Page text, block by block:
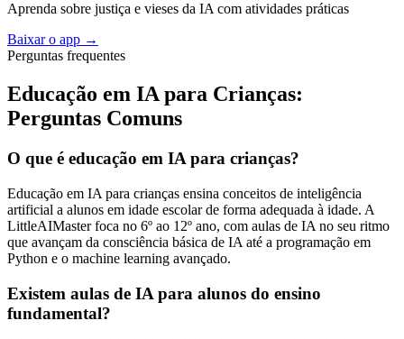
Aprenda sobre justiça e vieses da IA com atividades práticas
Baixar o app →
Perguntas frequentes
Educação em IA para Crianças:
Perguntas Comuns
O que é educação em IA para crianças?
Educação em IA para crianças ensina conceitos de inteligência
artificial a alunos em idade escolar de forma adequada à idade. A
LittleAIMaster foca no 6º ao 12º ano, com aulas de IA no seu ritmo
que avançam da consciência básica de IA até a programação em
Python e o machine learning avançado.
Existem aulas de IA para alunos do ensino
fundamental?